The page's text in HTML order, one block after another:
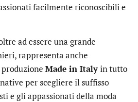
facilmente riconoscibili e
ad essere una grande
rappresenta anche
Made in Italyin tutto
per scegliere il suffisso
e gli appassionati della moda